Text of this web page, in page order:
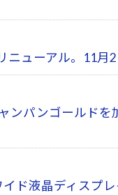
ニューアル。11月
ンパンゴールド
ド液晶ディスプ